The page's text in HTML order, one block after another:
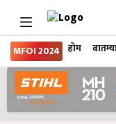
MFOI 2024 होम